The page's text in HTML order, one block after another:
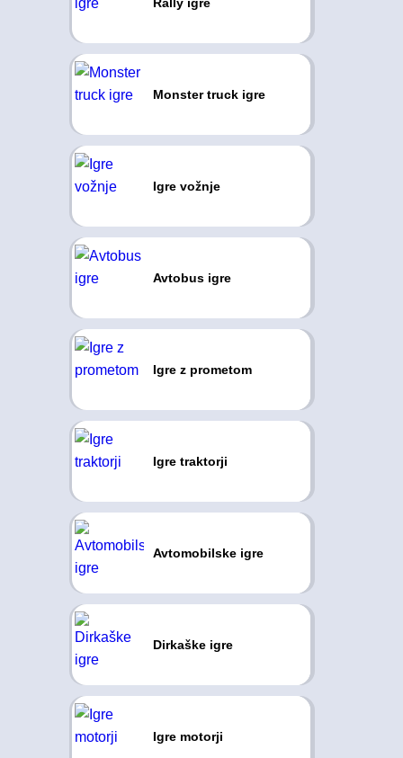
Monster truck igre
Igre vožnje
Avtobus igre
Igre z prometom
Igre traktorji
Avtomobilske igre
Dirkaške igre
Igre motorji